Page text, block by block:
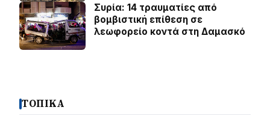
Συρία: 14 τραυματίες από
βομβιστική επίθεση σε
λεωφορείο κοντά στη Δαμασκό
ΤΟΠΙΚΑ